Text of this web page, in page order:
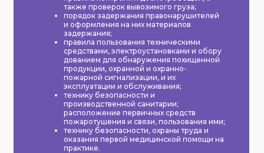
также проверок вывозимого груза;
порядок задержания правонарушителей
и оформления на них материалов
задержания;
правила пользования техническими
средствами, электроустановками и обору
дованием для обнаружения похищенной
продукции, охранной и охранно-
пожарной сигнализации, и их
эксплуатации и обслуживания;
технику безопасности и
производственной санитарии;
расположение первичных средств
пожаротушения и связи, пользования ими;
технику безопасности, охраны труда и
оказания первой медицинской помощи на
практике.